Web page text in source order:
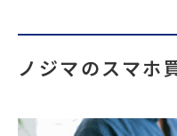
ノジマのスマホ